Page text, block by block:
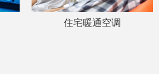
住宅暖通空调